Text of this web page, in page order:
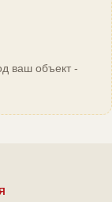
ваш объект -